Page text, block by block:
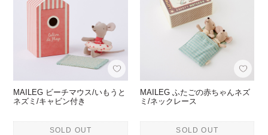
MAILEG ビーチマウス/いもうと
ネズミ/キャビン付き
SOLD OUT
MAILEG ふたごの赤ちゃんネズ
ミ/ネックレース
SOLD OUT